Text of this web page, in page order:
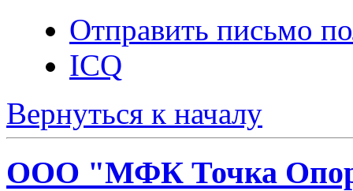
Отправить письмо
ICQ
Вернуться к началу
ООО "МФК Точка